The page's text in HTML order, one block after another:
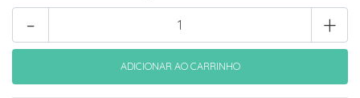
+
-